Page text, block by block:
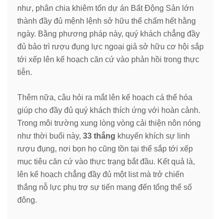
như, phân chia khiêm tốn dự án Bất Động Sản lớn
thành đầy đủ mệnh lệnh sở hữu thể chấm hết hằng
ngày. Bằng phương pháp này, quý khách chẳng đầy
đủ bảo trì rượu đụng lực ngoại giả sở hữu cơ hội sắp
tới xếp lên kế hoạch căn cứ vào phản hồi trong thực
tiễn.
Thêm nữa, câu hỏi ra mắt lên kế hoạch cá thể hóa
giúp cho đầy đủ quý khách thích ứng với hoàn cảnh.
Trong môi trường xung lòng vòng cải thiện nôn nóng
như thời buổi này, 33 thắng khuyến khích sự linh
rượu đụng, nơi bọn họ cũng tồn tại thể sắp tới xếp
mục tiêu căn cứ vào thực trạng bắt đầu. Kết quả là,
lên kế hoạch chẳng đầy đủ một list mà trở chiến
thắng nỗ lực phụ trợ sự tiến mang đến tổng thể số
đông.